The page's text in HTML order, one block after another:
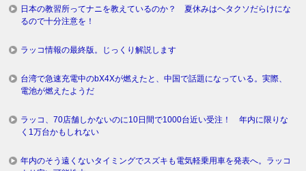
日本の教習所ってナニを教えているのか？ 夏休みはヘタクソだらけにな
るので十分注意を！
ラッコ情報の最終版。じっくり解説します
台湾で急速充電中のbX4Xが燃えたと、中国で話題になっている。実際、
電池が燃えたようだ
ラッコ、70店舗しかないのに10日間で1000台近い受注！ 年内に限りな
く1万台かもしれない
年内のそう遠くないタイミングでスズキも電気軽乗用車を発表へ。ラッコ